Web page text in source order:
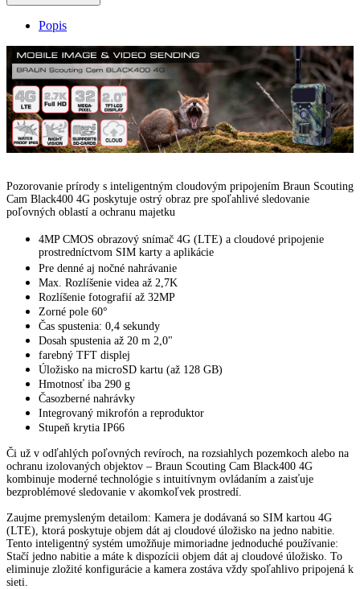
Popis
Pozorovanie prírody s inteligentným cloudovým pripojením Braun Scouting
Cam Black400 4G poskytuje ostrý obraz pre spoľahlivé sledovanie
poľovných oblastí a ochranu majetku
4MP CMOS obrazový snímač 4G (LTE) a cloudové pripojenie
prostredníctvom SIM karty a aplikácie
Pre denné aj nočné nahrávanie
Max. Rozlíšenie videa až 2,7K
Rozlíšenie fotografií až 32MP
Zorné pole 60°
Čas spustenia: 0,4 sekundy
Dosah spustenia až 20 m 2,0"
farebný TFT displej
Úložisko na microSD kartu (až 128 GB)
Hmotnosť iba 290 g
Časozberné nahrávky
Integrovaný mikrofón a reproduktor
Stupeň krytia IP66
Či už v odľahlých poľovných revíroch, na rozsiahlych pozemkoch alebo na
ochranu izolovaných objektov – Braun Scouting Cam Black400 4G
kombinuje moderné technológie s intuitívnym ovládaním a zaisťuje
bezproblémové sledovanie v akomkoľvek prostredí.
Zaujme premysleným detailom: Kamera je dodávaná so SIM kartou 4G
(LTE), ktorá poskytuje objem dát aj cloudové úložisko na jedno nabitie.
Tento inteligentný systém umožňuje mimoriadne jednoduché používanie:
Stačí jedno nabitie a máte k dispozícii objem dát aj cloudové úložisko. To
eliminuje zložité konfigurácie a kamera zostáva vždy spoľahlivo pripojená k
sieti.